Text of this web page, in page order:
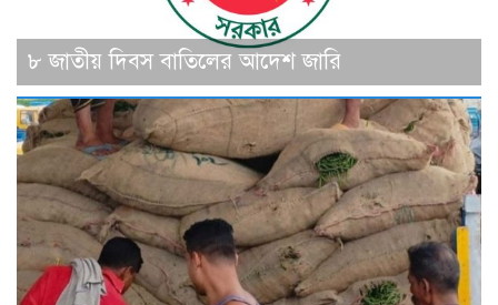
৮ জাতীয় দিবস বাতিলের আদেশ জারি